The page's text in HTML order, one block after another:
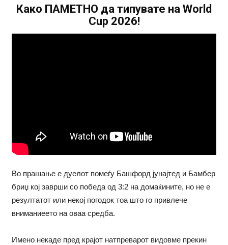
Како ПАМЕТНО да типувате на World
Cup 2026!
Во прашање е дуелот помеѓу Башфорд јунајтед и Бамбер
бриџ кој заврши со победа од 3:2 на домаќините, но не е
резултатот или некој погодок тоа што го привлече
вниманиеето на оваа средба.
Имено некаде пред крајот натпреварот видовме прекин